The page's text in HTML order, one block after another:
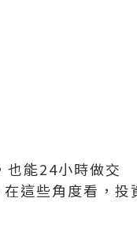
也能24小時做交
這些角度看，投